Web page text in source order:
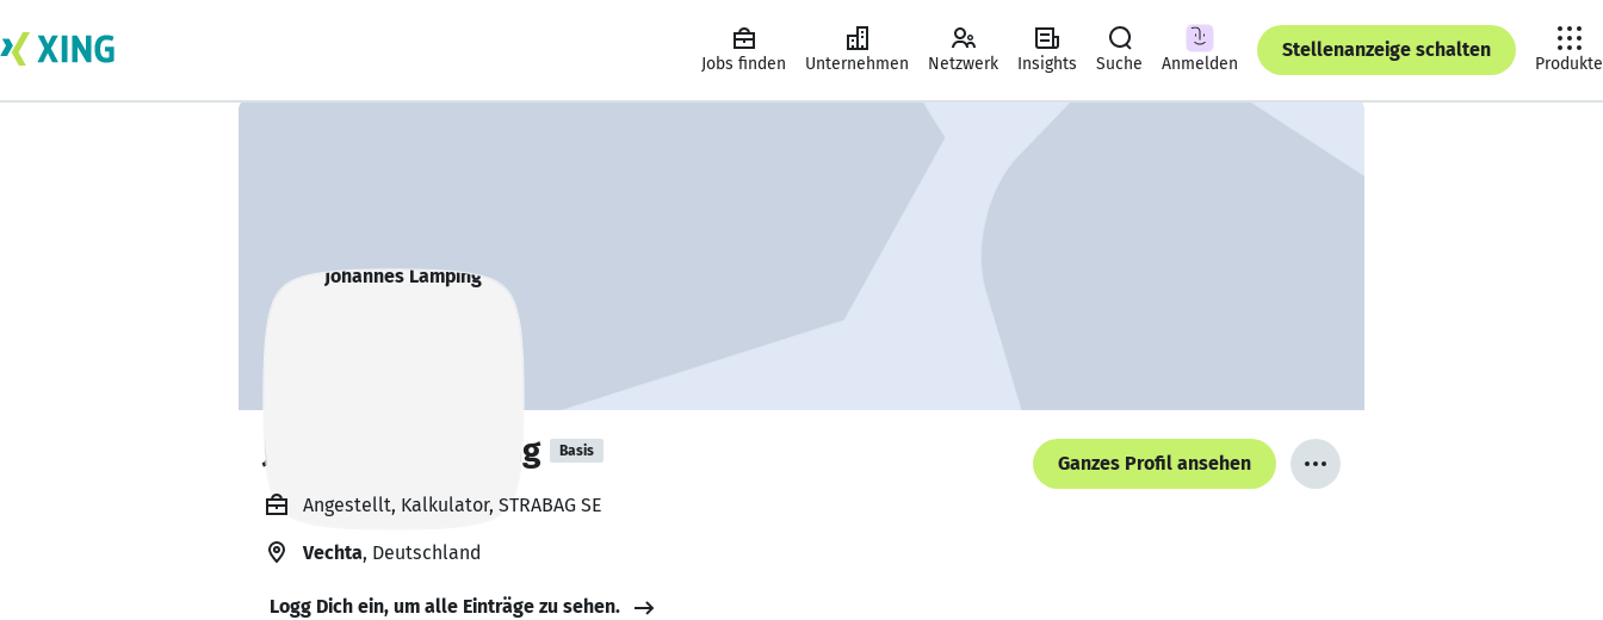
Jobs finden Unternehmen Netzwerk Insights Suche Anmelden
Stellenanzeige schalten
Produkte
Johannes Lamping Basis
Ganzes Profil ansehen
Angestellt, Kalkulator, STRABAG SE
Vechta, Deutschland
Logg Dich ein, um alle Einträge zu sehen.